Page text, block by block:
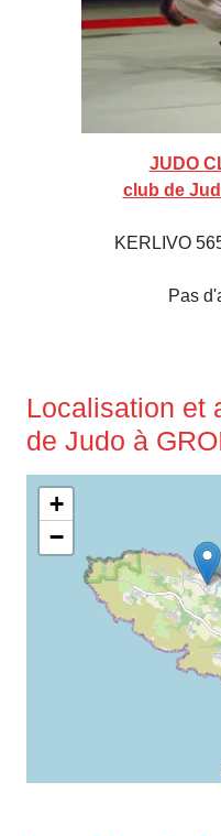
JUDO
club de
KERLIVO
Pas
Localisation et
de Judo à
+
−